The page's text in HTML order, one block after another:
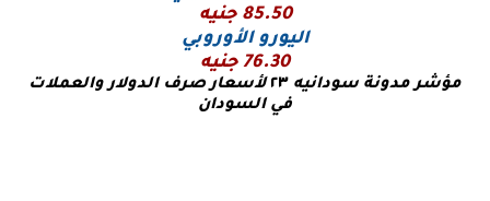
85.50 جنيه
اليورو الأوروبي
76.30 جنيه
مؤشر مدونة سودانيه ٢٣ لأسعار صرف الدولار والعملات
في السودان